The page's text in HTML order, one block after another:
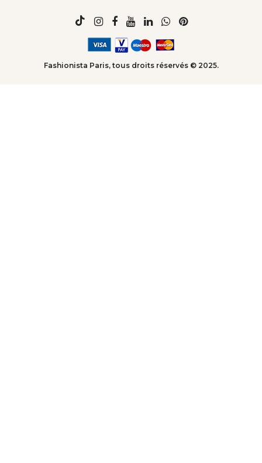
Fashionista Paris, tous droits réservés © 2025.